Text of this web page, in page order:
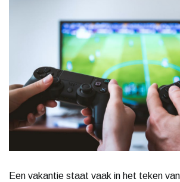
Een vakantie staat vaak in het teken